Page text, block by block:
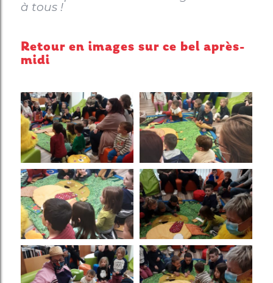
à tous !
Retour en images sur ce bel après-
midi